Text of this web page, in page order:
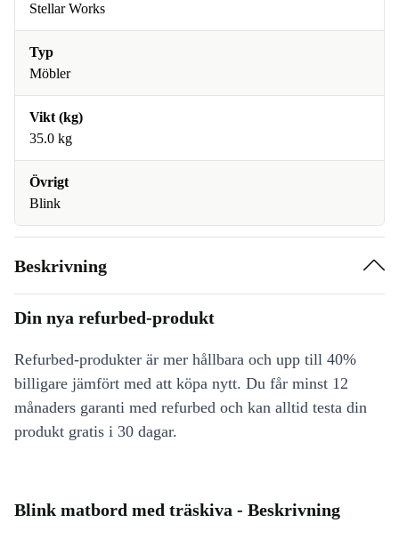
Stellar Works
Typ
Möbler
Vikt (kg)
35.0 kg
Övrigt
Blink
Beskrivning
Din nya refurbed-produkt
Refurbed-produkter är mer hållbara och upp till 40%
billigare jämfört med att köpa nytt. Du får minst 12
månaders garanti med refurbed och kan alltid testa din
produkt gratis i 30 dagar.
Blink matbord med träskiva - Beskrivning